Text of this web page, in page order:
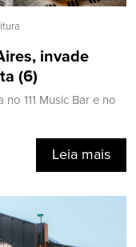
invade
(6)
111 Music Bar e no
Leia mais